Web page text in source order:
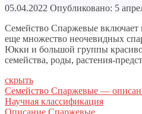
05.04.2022 Опубликовано: 5
Семейство Спаржевые включает
еще множество неочевидных
Юкки и большой группы
семейства, роды, растения-
скрыть
Семейство Спаржевые —
Научная классификация
Описание Спаржевые